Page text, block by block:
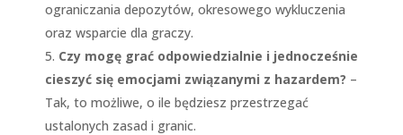
ograniczania depozytów, okresowego wykluczenia
oraz wsparcie dla graczy.
Czy mogę grać odpowiedzialnie i jednocześnie
cieszyć się emocjami związanymi z hazardem? –
Tak, to możliwe, o ile będziesz przestrzegać
ustalonych zasad i granic.